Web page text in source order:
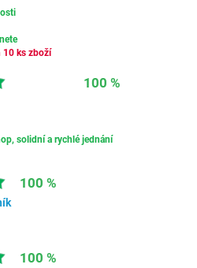
10 ks zboží
100 %
solidní a rychlé jednání
100 %
100 %